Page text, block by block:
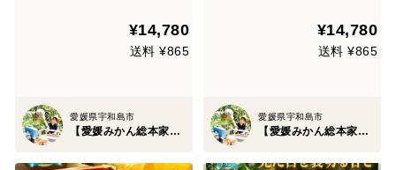
約1.5kg🍊【4月下旬予約】
¥14,780
送料 ¥865
愛媛県宇和島市
【愛媛みかん総本家】山内ファーム崖上の宇和島ブランド
に出回らない贈答用約1.5k
g】🍊4月上旬予約🍊
¥14,780
送料 ¥865
愛媛県宇和島市
【愛媛みかん総本家】山内ファーム崖上の宇和島ブランド